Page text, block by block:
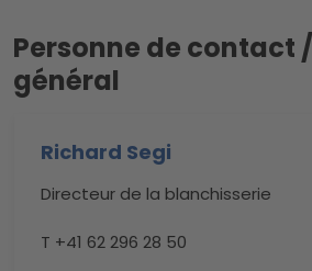
Personne de contact
général
Richard Segi
Directeur de la blanchisserie
T +41 62 296 28 50